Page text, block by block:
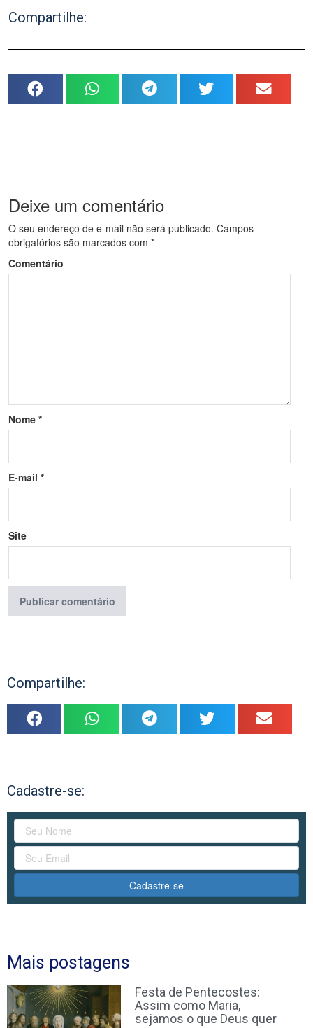
Compartilhe:
Deixe um comentário
O seu endereço de e-mail não será publicado. Campos
obrigatórios são marcados com *
Comentário
Nome *
E-mail *
Site
Compartilhe:
Cadastre-se:
Cadastre-se
Mais postagens
Festa de Pentecostes:
Assim como Maria,
sejamos o que Deus quer